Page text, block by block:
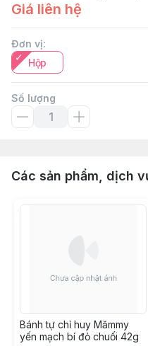
Giá liên hệ
Đơn vị:
Hộp
Số lượng
Các sản phẩm, dịch
Bánh tự chỉ huy Mămmy
yến mạch bí đỏ chuối 42g